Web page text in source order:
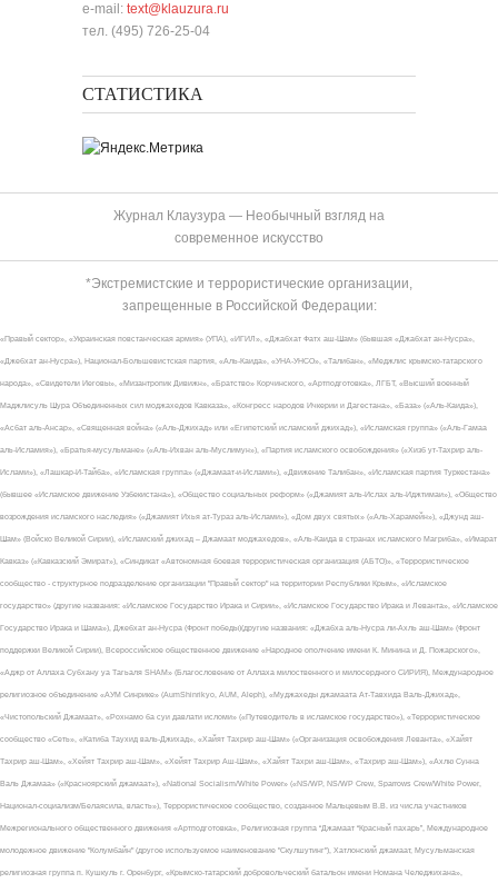
e-mail: text@klauzura.ru
тел. (495) 726-25-04
СТАТИСТИКА
Журнал Клаузура — Необычный взгляд на
современное искусство
*Экстремистские и террористические организации,
запрещенные в Российской Федерации:
«Правый сектор», «Украинская повстанческая армия» (УПА), «ИГИЛ», «Джабхат Фатх аш-Шам» (бывшая «Джабхат ан-Нусра»,
«Джебхат ан-Нусра»), Национал-Большевистская партия, «Аль-Каида», «УНА-УНСО», «Талибан», «Меджлис крымско-татарского
народа», «Свидетели Иеговы», «Мизантропик Дивижн», «Братство» Корчинского, «Артподготовка», ЛГБТ, «Высший военный
Маджлисуль Шура Объединенных сил моджахедов Кавказа», «Конгресс народов Ичкерии и Дагестана», «База» («Аль-Каида»),
«Асбат аль-Ансар», «Священная война» («Аль-Джихад» или «Египетский исламский джихад»), «Исламская группа» («Аль-Гамаа
аль-Исламия»), «Братья-мусульмане» («Аль-Ихван аль-Муслимун»), «Партия исламского освобождения» («Хизб ут-Тахрир аль-
Ислами»), «Лашкар-И-Тайба», «Исламская группа» («Джамаат-и-Ислами»), «Движение Талибан», «Исламская партия Туркестана»
(бывшее «Исламское движение Узбекистана»), «Общество социальных реформ» («Джамият аль-Ислах аль-Иджтимаи»), «Общество
возрождения исламского наследия» («Джамият Ихья ат-Тураз аль-Ислами»), «Дом двух святых» («Аль-Харамейн»), «Джунд аш-
Шам» (Войско Великой Сирии), «Исламский джихад – Джамаат моджахедов», «Аль-Каида в странах исламского Магриба», «Имарат
Кавказ» («Кавказский Эмират»), «Синдикат «Автономная боевая террористическая организация (АБТО)», «Террористическое
сообщество - структурное подразделение организации "Правый сектор" на территории Республики Крым», «Исламское
государство» (другие названия: «Исламское Государство Ирака и Сирии», «Исламское Государство Ирака и Леванта», «Исламское
Государство Ирака и Шама»), Джебхат ан-Нусра (Фронт победы)(другие названия: «Джабха аль-Нусра ли-Ахль аш-Шам» (Фронт
поддержки Великой Сирии), Всероссийское общественное движение «Народное ополчение имени К. Минина и Д. Пожарского»,
«Аджр от Аллаха Субхану уа Тагьаля SHAM» (Благословение от Аллаха милоственного и милосердного СИРИЯ), Международное
религиозное объединение «АУМ Синрике» (AumShinrikyo, AUM, Aleph), «Муджахеды джамаата Ат-Тавхида Валь-Джихад»,
«Чистопольский Джамаат», «Рохнамо ба суи давлати исломи» («Путеводитель в исламское государство»), «Террористическое
сообщество «Сеть», «Катиба Таухид валь-Джихад», «Хайят Тахрир аш-Шам» («Организация освобождения Леванта», «Хайят
Тахрир аш-Шам», «Хейят Тахрир аш-Шам», «Хейят Тахрир Аш-Шам», «Хайят Тахри аш-Шам», «Тахрир аш-Шам»), «Ахлю Сунна
Валь Джамаа» («Красноярский джамаат»), «National Socialism/White Power» («NS/WP, NS/WP Crew, Sparrows Crew/White Power,
Национал-социализм/Белаясила, власть»), Террористическое сообщество, созданное Мальцевым В.В. из числа участников
Межрегионального общественного движения «Артподготовка», Религиозная группа “Джамаат “Красный пахарь”, Международное
молодежное движение "Колумбайн" (другое используемое наименование "Скулшутинг"), Хатлонский джамаат, Мусульманская
религиозная группа п. Кушкуль г. Оренбург, «Крымско-татарский добровольческий батальон имени Номана Челеджихана»,